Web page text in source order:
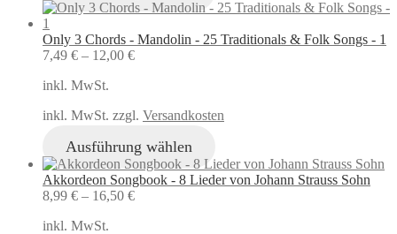
Only 3 Chords - Mandolin - 25 Traditionals & Folk Songs - 1
7,49 € – 12,00 €
inkl. MwSt.
inkl. MwSt. zzgl. Versandkosten
Ausführung wählen
Akkordeon Songbook - 8 Lieder von Johann Strauss Sohn
8,99 € – 16,50 €
inkl. MwSt.